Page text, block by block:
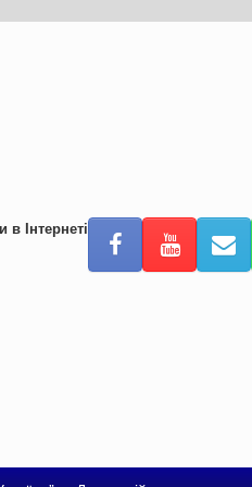
в Інтернеті